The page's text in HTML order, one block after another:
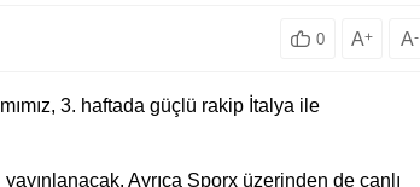
0 A+ A-
3. haftada güçlü rakip İtalya ile
Ayrıca Sporx üzerinden de canlı